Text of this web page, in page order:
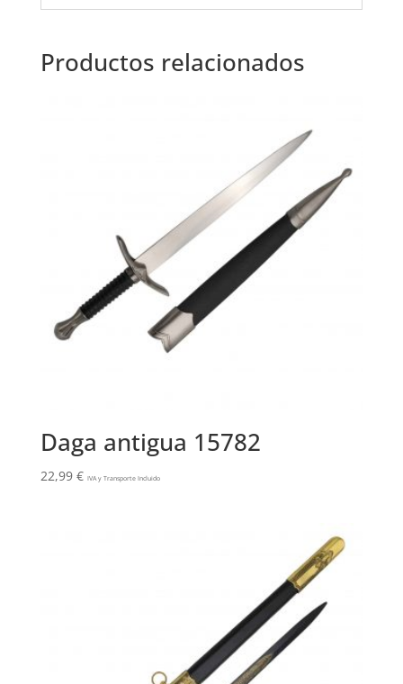
Productos relacionados
Daga antigua 15782
22,99 € IVA y Transporte Incluido